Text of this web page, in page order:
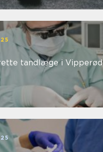
tandlæge i Vipperød